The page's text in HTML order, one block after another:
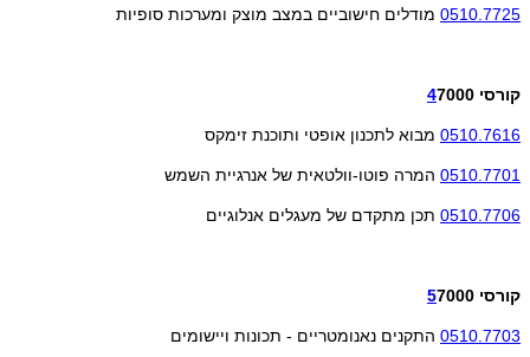
0510.7725 מודלים חישוביים במצב מוצק ומערכות סופיות
קורסי 47000
0510.7616 מבוא לתכנון אופטי ותוכנת זימקס
0510.7701 המרה פוטו-וולטאית של אנרגיית השמש
0510.7706 תכן מתקדם של מעגלים אנלוגיים
קורסי 7000
5
0510.7703 התקנים נאנומטריים - תכונות ויישומים